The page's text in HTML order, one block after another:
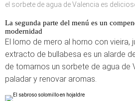
el sorbete de agua de Valencia es
La segunda parte del menú es un
modernidad
El lomo de mero al horno con vieira,
extracto de bullabesa es un alarde
de tomarnos un sorbete de agua de
paladar y renovar aromas.